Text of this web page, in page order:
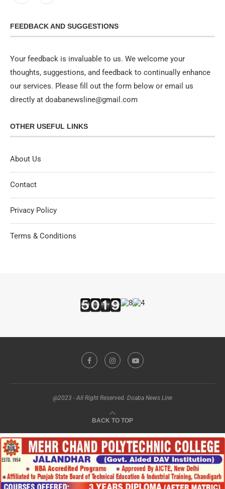
FEEDBACK AND SUGGESTIONS
Your feedback is invaluable to us. We welcome your
thoughts, suggestions, and feedback to continually enhance
our services. Please fill out the form below or email us
directly at doabanewsline@gmail.com
OTHER USEFUL LINKS
About Us
Contact
Privacy Policy
Terms & Conditions
@2023 - All Right Reserved. Doaba News Line
BACK TO TOP